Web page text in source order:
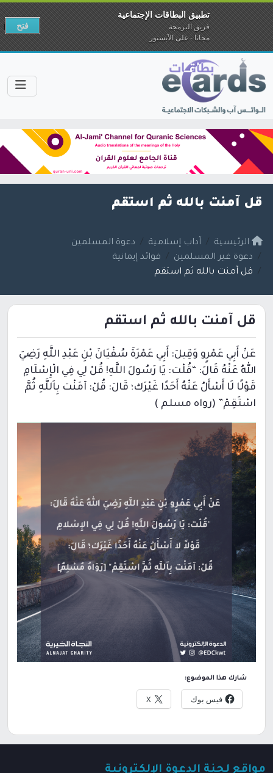
قل آمنت بالله ثم استقم
الرئيسية آداب إسلامية
دعوة المسلمين
دعوة غير المسلمين
فوائد إيمانية
قل آمنت بالله ثم استقم
قل آمنت بالله ثم استقم
عَنْ أَبِي عَمْرٍو وَقِيلَ: أَبِي عَمْرَةَ سُفْيَانَ بْنِ عَبْدِ اللَّهِ رَضِيَ
اللهُ عَنْهُ قَالَ: “قُلْت: يَا رَسُولَ اللَّهِ! قُلْ لِي فِي الْإِسْلَامِ
قَوْلًا لَا أَسْأَلُ عَنْهُ أَحَدًا غَيْرَك؛ قَالَ: قُلْ: آمَنْت بِاَللَّهِ ثُمَّ
اسْتَقِمْ” (رواه مسلم )
شارك هذا الموضوع:
فيس بوك X
مواقع لجنة الدعوة الإلكترونية
تطبيق البطاقات الإجتماعية
فريق البرمجة
مجانا - على الآبستور
فتح